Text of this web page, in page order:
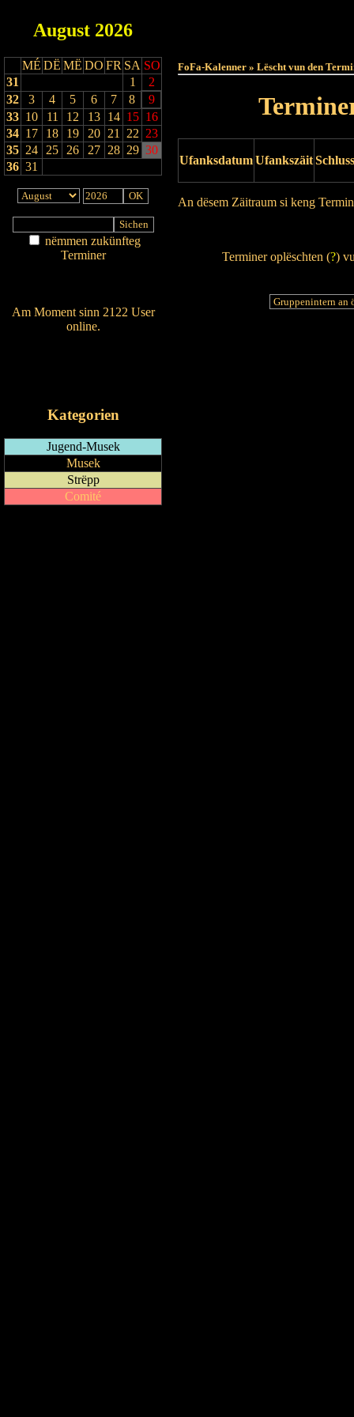
August 2026
MÉ DË MË DO FR SA SO
31
1
2
32
3 4 5 6 7 8
9
33 10 11 12 13 14 15 16
34 17 18 19 20 21 22 23
35 24 25 26 27 28 29 30
36 31
nëmmen zukünfteg
Terminer
Am Moment sinn 2122 User
online.
Kategorien
Jugend-Musek
Musek
Strëpp
Comité
FoFa-Kalenner » Lëscht vun den
UfanksdatumUfankszäit
An dësem Zäitraum si keng
Terminer oplëschten (?)